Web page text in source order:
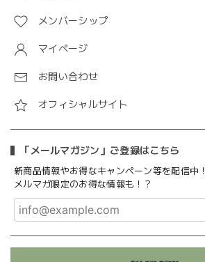
メンバーシップ
マイページ
お問い合わせ
オフィシャルサイト
「メールマガジン」ご登録はこちら
新商品情報やお得なキャンペーン等を配信中！
メルマガ限定のお得な情報も！？